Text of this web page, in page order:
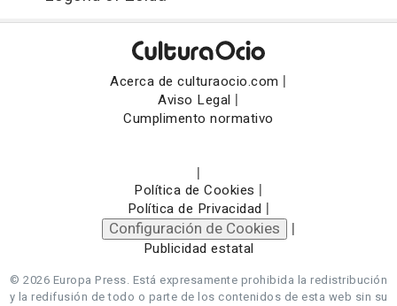
Acerca de culturaocio.com |
Aviso Legal |
Cumplimento normativo
|
Política de Cookies |
Política de Privacidad |
Configuración de Cookies |
Publicidad estatal
© 2026 Europa Press. Está expresamente prohibida la redistribución
y la redifusión de todo o parte de los contenidos de esta web sin su